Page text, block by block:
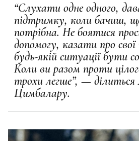
“Слухати одне одного,
підтримку, коли бачиш,
потрібна. Не боятися
допомогу, казати про
будь-якій ситуації бути
Коли ви разом проти
трохи легше”, — ділиться
Цимбалару.